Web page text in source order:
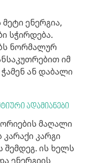
ენერგია,
სჭირდება.
ნორმალურ
იმ
ან დაბალი
ადამიანები
მაღალი
კარგი
შემდეგ. ის ხელს
ენერგიის